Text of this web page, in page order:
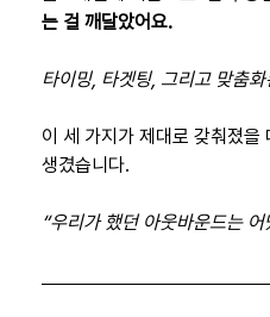
는 걸 깨달았어요.
타이밍, 타겟팅, 그리고 맞춤
이 세 가지가 제대로 갖춰졌을
생겼습니다.
“우리가 했던 아웃바운드는 어